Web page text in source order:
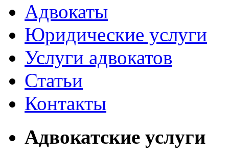
Адвокаты
Юридические услуги
Услуги адвокатов
Статьи
Контакты
Адвокатские услуги